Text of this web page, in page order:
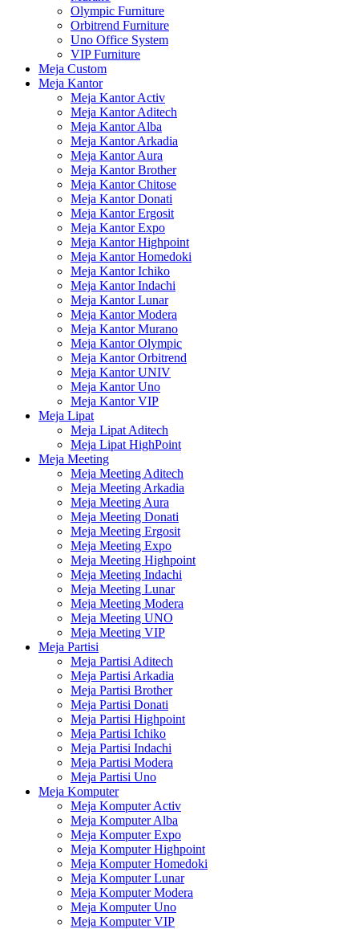
Olympic Furniture
Orbitrend Furniture
Uno Office System
VIP Furniture
Meja Custom
Meja Kantor
Meja Kantor Activ
Meja Kantor Aditech
Meja Kantor Alba
Meja Kantor Arkadia
Meja Kantor Aura
Meja Kantor Brother
Meja Kantor Chitose
Meja Kantor Donati
Meja Kantor Ergosit
Meja Kantor Expo
Meja Kantor Highpoint
Meja Kantor Homedoki
Meja Kantor Ichiko
Meja Kantor Indachi
Meja Kantor Lunar
Meja Kantor Modera
Meja Kantor Murano
Meja Kantor Olympic
Meja Kantor Orbitrend
Meja Kantor UNIV
Meja Kantor Uno
Meja Kantor VIP
Meja Lipat
Meja Lipat Aditech
Meja Lipat HighPoint
Meja Meeting
Meja Meeting Aditech
Meja Meeting Arkadia
Meja Meeting Aura
Meja Meeting Donati
Meja Meeting Ergosit
Meja Meeting Expo
Meja Meeting Highpoint
Meja Meeting Indachi
Meja Meeting Lunar
Meja Meeting Modera
Meja Meeting UNO
Meja Meeting VIP
Meja Partisi
Meja Partisi Aditech
Meja Partisi Arkadia
Meja Partisi Brother
Meja Partisi Donati
Meja Partisi Highpoint
Meja Partisi Ichiko
Meja Partisi Indachi
Meja Partisi Modera
Meja Partisi Uno
Meja Komputer
Meja Komputer Activ
Meja Komputer Alba
Meja Komputer Expo
Meja Komputer Highpoint
Meja Komputer Homedoki
Meja Komputer Lunar
Meja Komputer Modera
Meja Komputer Uno
Meja Komputer VIP